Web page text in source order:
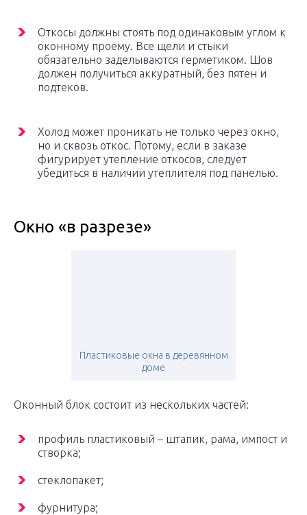
Откосы должны стоять под одинаковым углом к
оконному проему. Все щели и стыки
обязательно заделываются герметиком. Шов
должен получиться аккуратный, без пятен и
подтеков.
Холод может проникать не только через окно,
но и сквозь откос. Потому, если в заказе
фигурирует утепление откосов, следует
убедиться в наличии утеплителя под панелью.
Окно «в разрезе»
Пластиковые окна в деревянном
доме
Оконный блок состоит из нескольких частей:
профиль пластиковый – штапик, рама, импост и
створка;
стеклопакет;
фурнитура;